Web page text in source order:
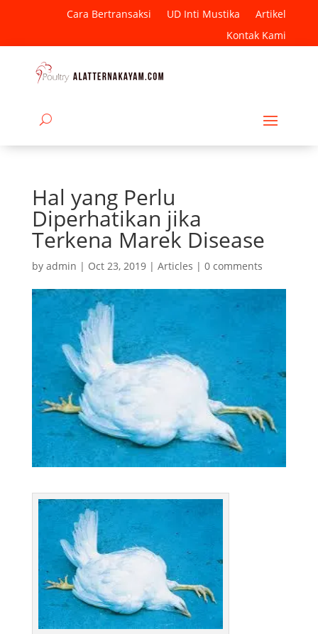
Cara Bertransaksi UD Inti Mustika
Artikel
Kontak Kami
Hal yang Perlu
Diperhatikan jika
Terkena Marek Disease
by admin | Oct 23, 2019| Articles | 0 comments